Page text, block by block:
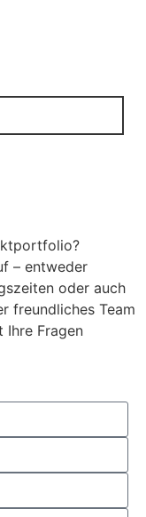
– entweder
oder auch
freundliches Team
Ihre Fragen